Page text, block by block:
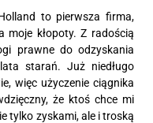
to pierwsza firma,
moje kłopoty. Z radością
prawne do odzyskania
starań. Już niedługo
więc użyczenie ciągnika
że ktoś chce mi
tylko zyskami, ale i troską